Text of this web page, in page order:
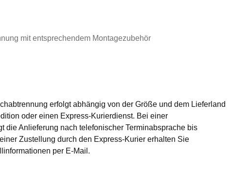
mit entsprechendem Montagezubehör
erfolgt abhängig von der Größe und dem Lieferland
oder einen Express-Kurierdienst. Bei einer
die Anlieferung nach telefonischer Terminabsprache bis
Zustellung durch den Express-Kurier erhalten Sie
per E-Mail.